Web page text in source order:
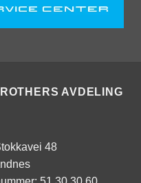
AVDELING
48